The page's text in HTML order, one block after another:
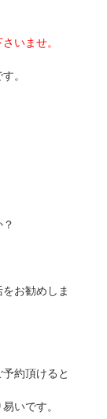
いませ。
。
お勧めしま
約頂けると
いです。